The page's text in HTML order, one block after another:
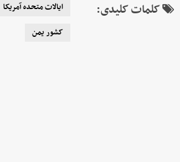
کلمات کلیدی: ایالات متحده آمریکا
کشور یمن